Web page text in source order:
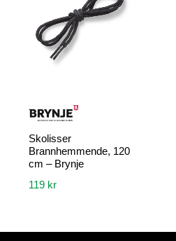
Alternativene
Skolisser
Brannhemmende, 120
cm – Brynje
119 kr